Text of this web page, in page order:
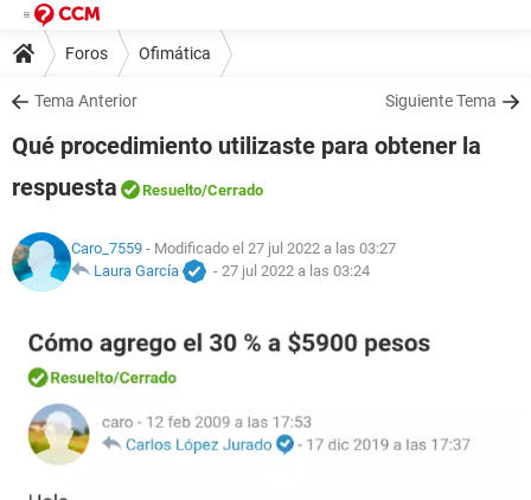
Foros Ofimática
Tema Anterior Siguiente Tema
Qué procedimiento utilizaste para obtener la
respuesta
Resuelto/Cerrado
Caro_7559 - Modificado el 27 jul 2022 a las 03:27
Laura García
- 27 jul 2022 a las 03:24